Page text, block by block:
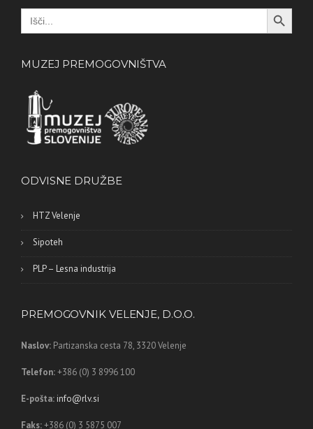
Search
for:
Search Button
MUZEJ PREMOGOVNIŠTVA
ODVISNE DRUŽBE
HTZ Velenje
Sipoteh
PLP – Lesna industrija
PREMOGOVNIK VELENJE, D.O.O.
Naslov: Partizanska cesta 78, 3320 Velenje
Telefon:+386 (0) 3 8996 100
E-pošta: info@rlv.si
Faks:+386 (0) 3 5875 007